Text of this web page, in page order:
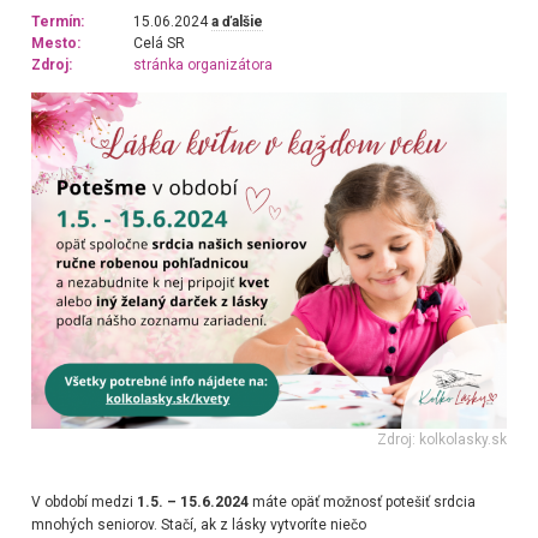
Termín: 15.06.2024a ďalšie
Mesto:
Celá SR
Zdroj:
stránka organizátora
Zdroj: kolkolasky.sk
V období medzi 1.5. – 15.6.2024 máte opäť možnosť potešiť srdcia
mnohých seniorov. Stačí, ak z lásky vytvoríte niečo